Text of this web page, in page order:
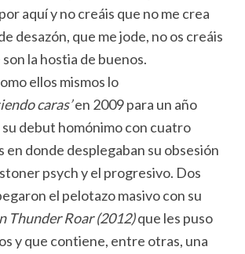
aquí y no creáis que no me crea
desazón, que me jode, no os creáis
la hostia de buenos.
ellos mismos lo
caras’en 2009 para un año
debut homónimo con cuatro
en donde desplegaban su obsesión
psych y el progresivo. Dos
el pelotazo masivo con su
Thunder Roar (2012)que les puso
y que contiene, entre otras, una